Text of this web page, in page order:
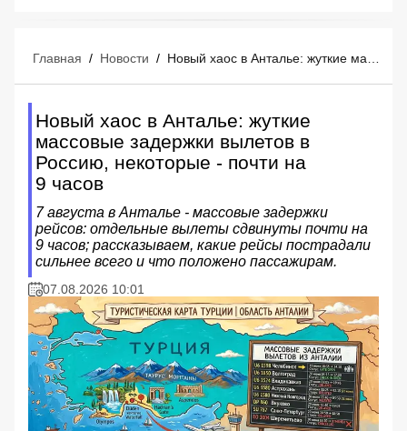
Главная / Новости / Новый хаос в Анталье: жуткие массовые задержки вылетов в Россию, некоторые - почти на 9 часов
Новый хаос в Анталье: жуткие
массовые задержки вылетов в
Россию, некоторые - почти на
9 часов
7 августа в Анталье - массовые задержки
рейсов: отдельные вылеты сдвинуты почти на
9 часов; рассказываем, какие рейсы пострадали
сильнее всего и что положено пассажирам.
07.08.2026 10:01